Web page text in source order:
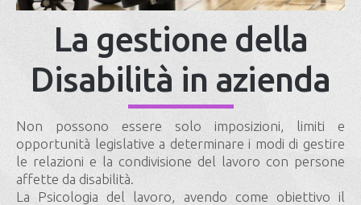
La gestione della
Disabilità in azienda
Non possono essere solo imposizioni, limiti e
opportunità legislative a determinare i modi di gestire
le relazioni e la condivisione del lavoro con persone
affette da disabilità.
La Psicologia del lavoro, avendo come obiettivo il